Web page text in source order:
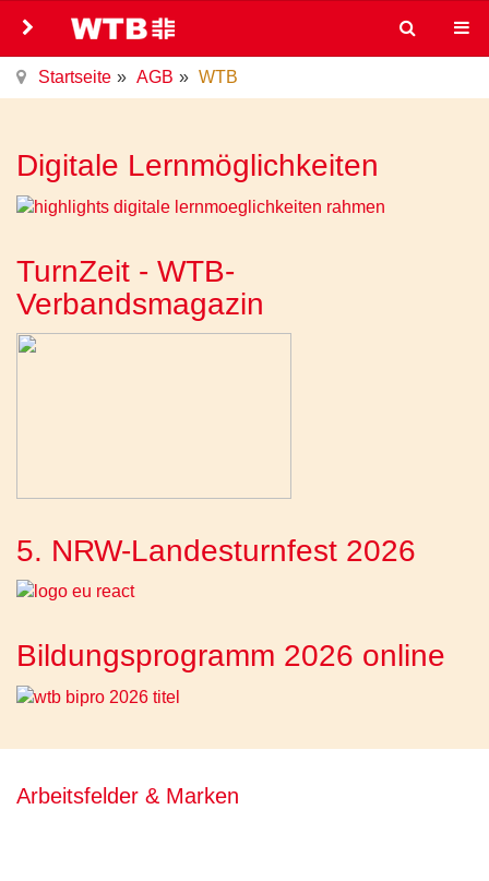
Startseite AGB WTB
Digitale Lernmöglichkeiten
TurnZeit - WTB-
Verbandsmagazin
5. NRW-Landesturnfest 2026
Bildungsprogramm 2026 online
Arbeitsfelder & Marken